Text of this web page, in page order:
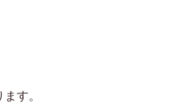
す。